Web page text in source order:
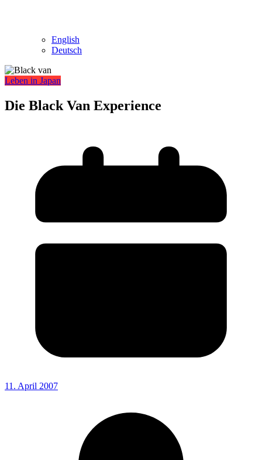
English
Deutsch
Leben in Japan
Die Black Van Experience
11. April 2007